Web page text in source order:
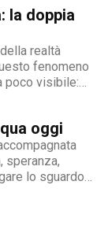
capo
la doppia
realtà
fenomeno
poco visibile:
oggi
speranza,
lo sguardo